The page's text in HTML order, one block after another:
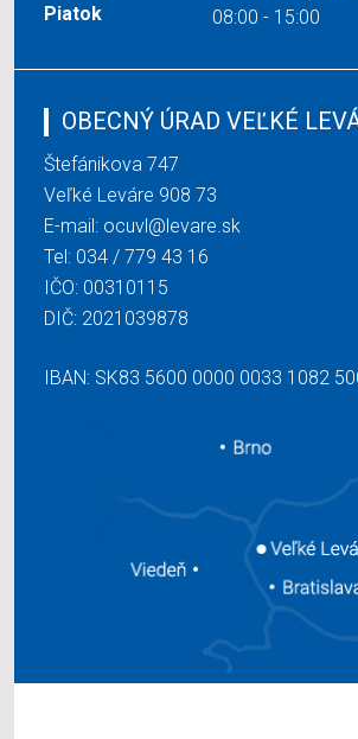
Piatok
08:00 - 15:00
OBECNÝ ÚRAD VEĽKÉ
Štefánikova 747
Veľké Leváre 908 73
E-mail: ocuvl@levare.sk
Tel: 034 / 779 43 16
IČO: 00310115
DIČ: 2021039878
IBAN: SK83 5600 0000 0033 1082